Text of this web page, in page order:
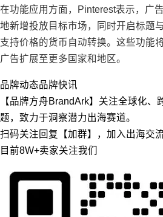
在功能应用方面，Pinterest表示，广
地新增投放目标市场，同时开启标题
支持价格的货币自动转换。这些功能
广告扩展至更多国家和地区。
品牌动态品牌快讯
【品牌方舟BrandArk】关注全球化、
题，致力于洞察潜力出海赛道。
扫码关注回复【加群】，加入出海交
目前8W+卖家关注我们